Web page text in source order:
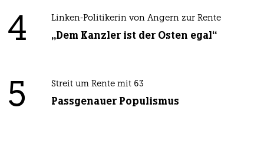
4 Linken-Politikerin von Angern zur Rente
„Dem Kanzler ist der Osten egal“
5 Streit um Rente mit 63
Passgenauer Populismus